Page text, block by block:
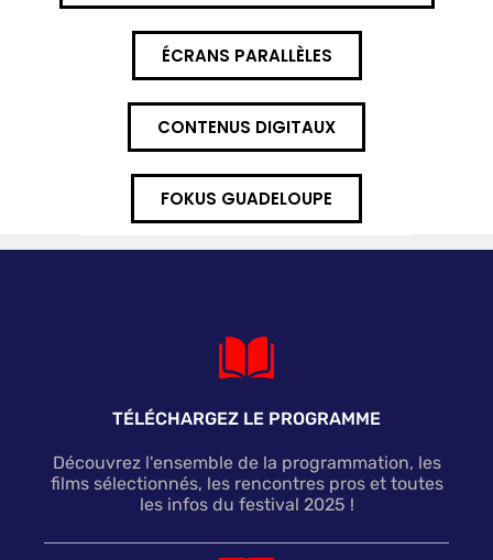
ÉCRANS PARALLÈLES
CONTENUS DIGITAUX
FOKUS GUADELOUPE
TÉLÉCHARGEZ LE PROGRAMME
Découvrez l'ensemble de la programmation, les
films sélectionnés, les rencontres pros et toutes
les infos du festival 2025 !